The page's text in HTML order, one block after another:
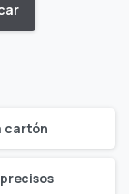
cartón